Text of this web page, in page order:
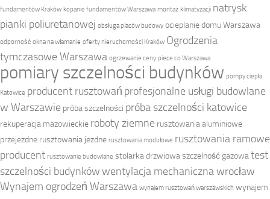
fundamentów Kraków kopanie fundamentów Warszawa montaż klimatyzacji natrysk
pianki poliuretanowej obsługa placów budowy ocieplanie domu Warszawa
odporność okna na włamanie oferty nieruchomości Kraków Ogrodzenia
tymczasowe Warszawa ogrzewanie ceny piece co Warszawa
pomiary szczelności budynków pompy ciepła
Katowice producent rusztowań profesjonalne usługi budowlane
w Warszawie próba szczelności próba szczelności katowice
rekuperacja mazowieckie roboty ziemne rusztowania aluminiowe
przejezdne rusztowania jezdne rusztowania modułowe rusztowania ramowe
producent rusztowanie budowlane stolarka drzwiowaszczelność gazowatest
szczelności budynkówwentylacja mechaniczna wrocław
Wynajem ogrodzeń Warszawa wynajem rusztowań warszawskich wynajem